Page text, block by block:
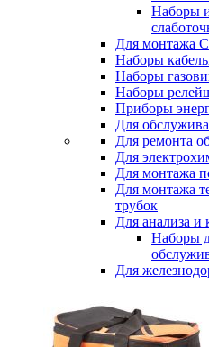
Наборы
Для монтажа
Наборы
Наборы
Наборы
Приборы
Для
Для ремонта
Для
Для монтажа
Для монтажа
трубок
Для анализа
Наборы
Для